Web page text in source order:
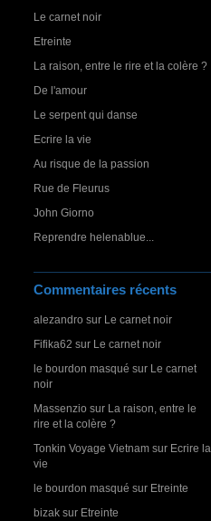
Le carnet noir
Etreinte
La raison, entre le rire et la colère ?
De l'amour
Le serpent qui danse
Ecrire la vie
Au risque de la passion
Rue de Fleurus
John Giorno
Reprendre helenablue...
Commentaires récents
alezandro sur Le carnet noir
Fifika62 sur Le carnet noir
le bourdon masqué sur Le carnet
noir
Massenzio sur La raison, entre le
rire et la colère ?
Tonkin Voyage Vietnam sur Ecrire la
vie
le bourdon masqué sur Etreinte
bizak sur Etreinte